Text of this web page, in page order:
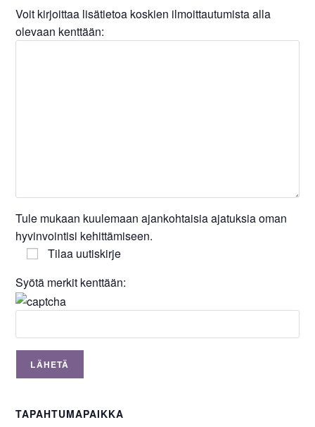
Voit kirjoittaa lisätietoa koskien ilmoittautumista alla
olevaan kenttään:
Tule mukaan kuulemaan ajankohtaisia ajatuksia oman
hyvinvointisi kehittämiseen.
Tilaa uutiskirje
Syötä merkit kenttään:
TAPAHTUMAPAIKKA